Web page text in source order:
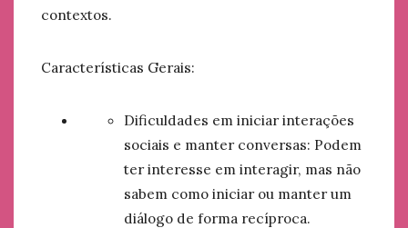
contextos.
Características Gerais:
Dificuldades em iniciar interações
sociais e manter conversas: Podem
ter interesse em interagir, mas não
sabem como iniciar ou manter um
diálogo de forma recíproca.